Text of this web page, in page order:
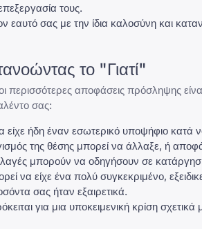
τους.
εαυτό σας με την ίδια καλοσύνη και
το "Γιατί"
περισσότερες αποφάσεις πρόσληψης
σας:
είχε ήδη έναν εσωτερικό υποψήφιο κατά
της θέσης μπορεί να άλλαξε, ή
μπορούν να οδηγήσουν σε
να είχε ένα πολύ συγκεκριμένο,
σας ήταν εξαιρετικά.
για μια υποκειμενική κρίση